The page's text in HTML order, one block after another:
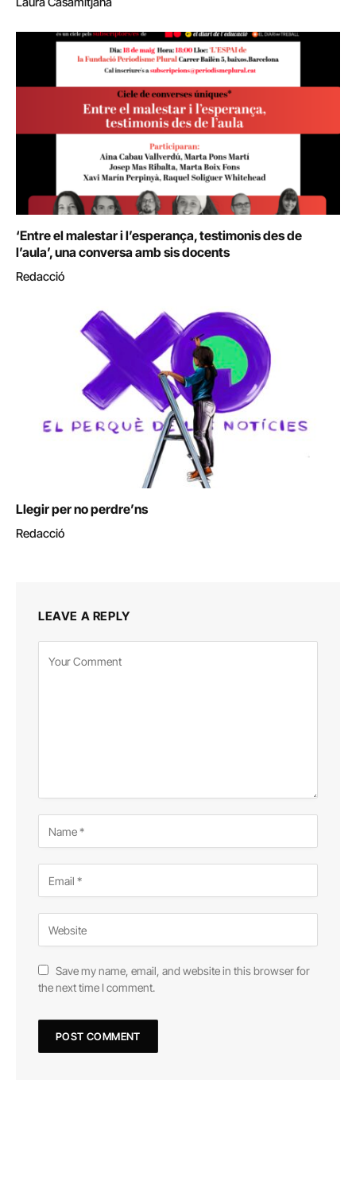
‘Entre el malestar i l’esperança, testimonis des de
l’aula’, una conversa amb sis docents
Redacció
Llegir per no perdre’ns
Redacció
LEAVE A REPLY
Save my name, email, and website in this browser for
the next time I comment.